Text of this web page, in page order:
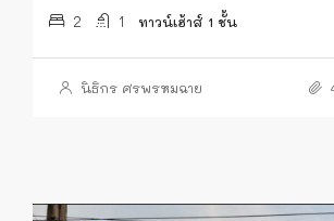
2 1 ทาวน์เฮ้าส์ 1 ชั้น
นิธิกร ศรพรหมฉาย